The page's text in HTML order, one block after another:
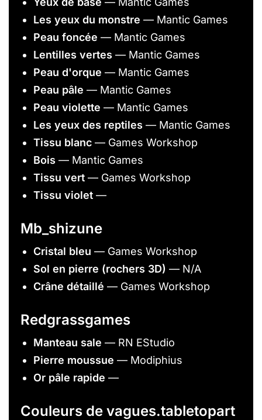
Les yeux du monstre — Mantic Games
Peau foncée — Mantic Games
Lentilles vertes — Mantic Games
Peau d'orque — Mantic Games
Peau pâle — Mantic Games
Peau violette — Mantic Games
Les yeux des reptiles — Mantic Games
Tissu blanc— Games Workshop
Bois — Mantic Games
Tissu vert— Games Workshop
Tissu violet—
Mb_shizune
Cristal bleu — Games Workshop
Sol en pierre (rochers 3D) — N/A
Crâne détaillé — Games Workshop
Redgrassgames
Manteau sale — RN EStudio
Pierre moussue — Modiphius
Or pâle rapide —
Couleurs de vagues.tabletopart